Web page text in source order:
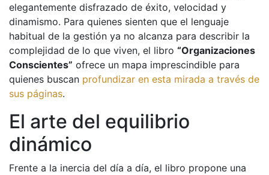
elegantemente disfrazado de éxito, velocidad y
dinamismo. Para quienes sienten que el lenguaje
habitual de la gestión ya no alcanza para describir la
complejidad de lo que viven, el libro “Organizaciones
Conscientes” ofrece un mapa imprescindible para
quienes buscan profundizar en esta mirada a través de
sus páginas.
El arte del equilibrio
dinámico
Frente a la inercia del día a día, el libro propone una